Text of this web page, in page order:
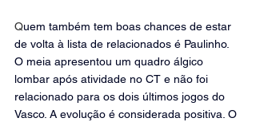
Quem também tem boas chances de estar
de volta à lista de relacionados é Paulinho.
O meia apresentou um quadro álgico
lombar após atividade no CT e não foi
relacionado para os dois últimos jogos do
Vasco. A evolução é considerada positiva. O